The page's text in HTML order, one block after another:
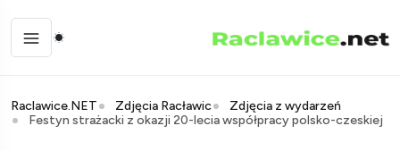
Raclawice.NET Zdjęcia Racławic
Zdjęcia z wydarzeń
Festyn strażacki z okazji 20-lecia współpracy polsko-czeskiej